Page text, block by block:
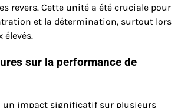
revers. Cette unité a été cruciale pour
et la détermination, surtout lors
élevés.
sur la performance de
un impact significatif sur plusieurs